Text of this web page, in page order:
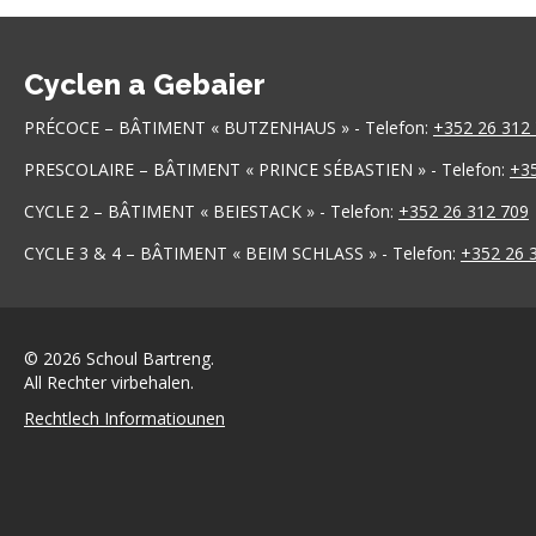
Cyclen a Gebaier
PRÉCOCE – BÂTIMENT « BUTZENHAUS » - Telefon: +352 26 312
PRESCOLAIRE – BÂTIMENT « PRINCE SÉBASTIEN » - Telefon:
CYCLE 2 – BÂTIMENT « BEIESTACK » - Telefon: +352 26 312 709
CYCLE 3 & 4 – BÂTIMENT « BEIM SCHLASS » - Telefon: +352 26
© 2026 Schoul Bartreng.
All Rechter virbehalen.
Rechtlech Informatiounen